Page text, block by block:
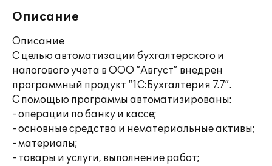
Описание
Описание
С целью автоматизации бухгалтерского и
налогового учета в ООО “Август” внедрен
программный продукт “1С:Бухгалтерия 7.7”.
С помощью программы автоматизированы:
- операции по банку и кассе;
- основные средства и нематериальные активы;
- материалы;
- товары и услуги, выполнение работ;